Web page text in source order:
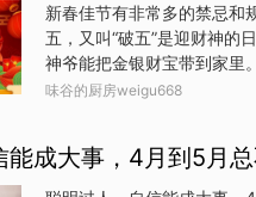
新春佳节有非常多的禁忌和
五，又叫“破五”是迎财神的
神爷能把金银财宝带到家里
3事”，新年运势大开，财源
到自己家中，为图吉祥、财
在招财进宝。2、送"五穷"
味谷的厨房weigu668
能成大事，4月到5月